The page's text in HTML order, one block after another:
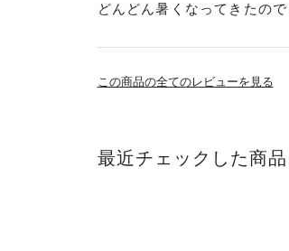
どんどん暑くなってきたの
この商品の全てのレビューを見る
最近チェックした商品